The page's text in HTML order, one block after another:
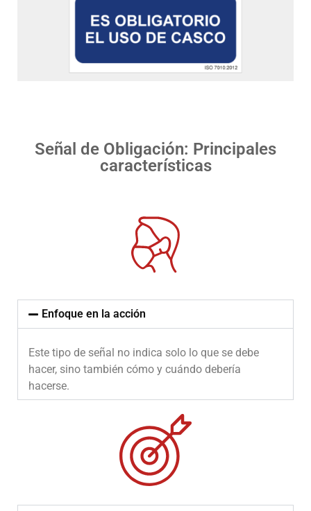
Señal de Obligación: Principales
características
Enfoque en la acción
Este tipo de señal no indica solo lo que se debe
hacer, sino también cómo y cuándo debería
hacerse.